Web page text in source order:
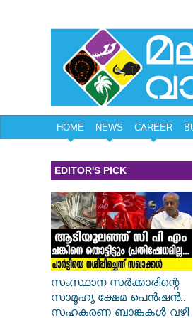
HOME NEWS CAREER
EDITOR'S PICK
സംസ്ഥാന സർ‌ക്കാരിന്റെ
സാമൂഹ്യ ക്ഷേമ പെൻഷൻ..